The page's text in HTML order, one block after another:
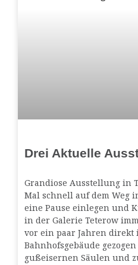
Drei Aktuelle
Grandiose Ausstellung in
Mal schnell auf dem Weg
eine Pause einlegen und
in der Galerie Teterow
vor ein paar Jahren direkt
Bahnhofsgebäude
gußeisernen Säulen und